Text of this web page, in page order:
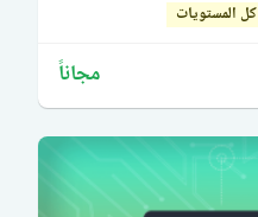
كل المستويات
مجاناً